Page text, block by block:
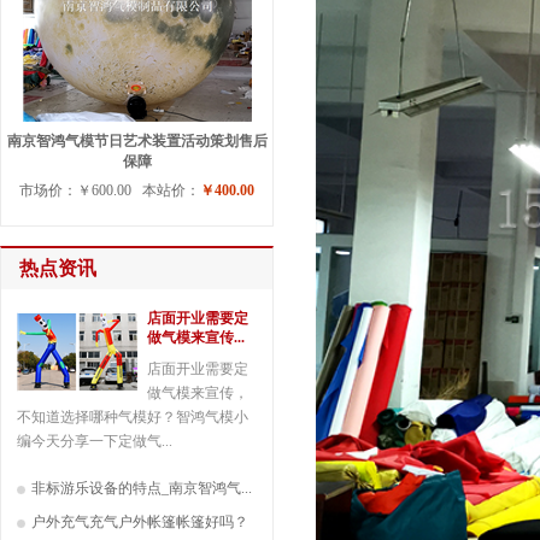
南京智鸿气模节日艺术装置活动策划售后
保障
市场价：￥600.00 本站价： ￥400.00
热点资讯
店面开业需要定
做气模来宣传...
店面开业需要定
做气模来宣传，
不知道选择哪种气模好？智鸿气模小
编今天分享一下定做气...
非标游乐设备的特点_南京智鸿气...
户外充气充气户外帐篷帐篷好吗？